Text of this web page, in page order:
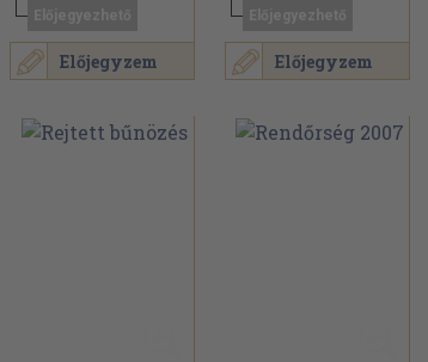
Előjegyzem Előjegyzem